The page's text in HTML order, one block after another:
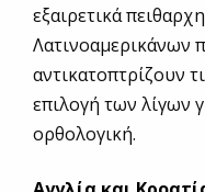
εξαιρετικά
Λατινοαμερικάνων
αντικατοπτρίζουν
επιλογή των λίγων
ορθολογική.